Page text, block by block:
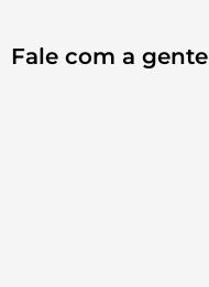
Fale com a gente